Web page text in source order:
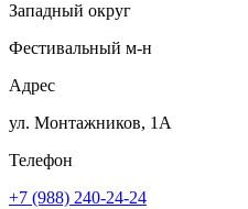
Западный округ
Фестивальный м‑н
Адрес
ул. Монтажников, 1А
Телефон
+7 (988) 240-24-24